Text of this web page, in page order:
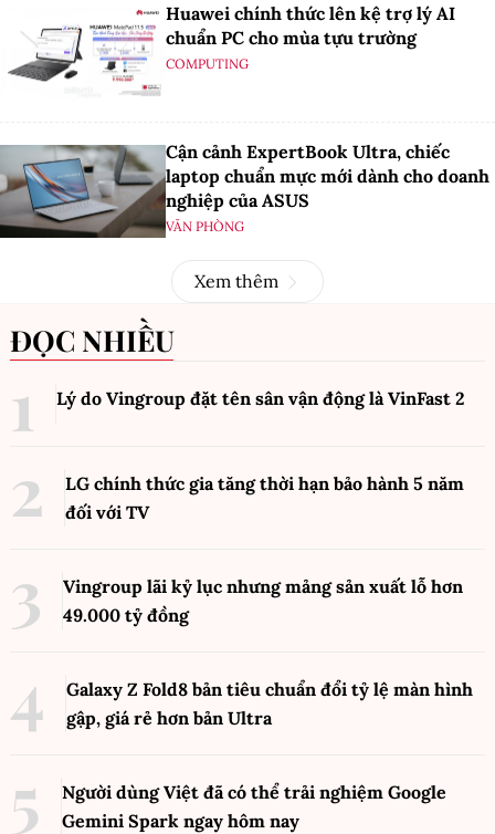
Huawei chính thức lên kệ trợ lý AI
chuẩn PC cho mùa tựu trường
COMPUTING
Cận cảnh ExpertBook Ultra, chiếc
laptop chuẩn mực mới dành cho doanh
nghiệp của ASUS
VĂN PHÒNG
Xem thêm
ĐỌC NHIỀU
Lý do Vingroup đặt tên sân vận động là VinFast 2
LG chính thức gia tăng thời hạn bảo hành 5 năm
đối với TV
Vingroup lãi kỷ lục nhưng mảng sản xuất lỗ hơn
49.000 tỷ đồng
Galaxy Z Fold8 bản tiêu chuẩn đổi tỷ lệ màn hình
gập, giá rẻ hơn bản Ultra
Người dùng Việt đã có thể trải nghiệm Google
Gemini Spark ngay hôm nay